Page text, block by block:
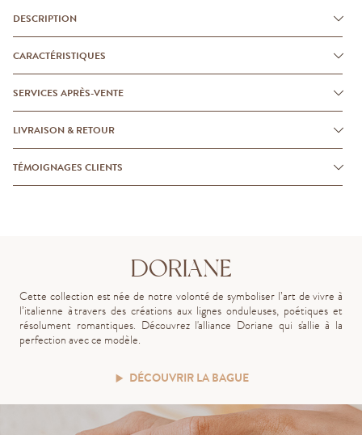
DESCRIPTION
CARACTÉRISTIQUES
SERVICES APRÈS-VENTE
LIVRAISON & RETOUR
TÉMOIGNAGES CLIENTS
DORIANE
Cette collection est née de notre volonté de symboliser l’art de vivre à
l’italienne à travers des créations aux lignes onduleuses, poétiques et
résolument romantiques. Découvrez l'alliance Doriane qui s'allie à la
perfection avec ce modèle.
DÉCOUVRIR LA BAGUE